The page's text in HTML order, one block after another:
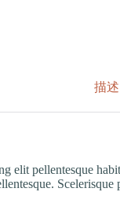
描述
elit pellentesque